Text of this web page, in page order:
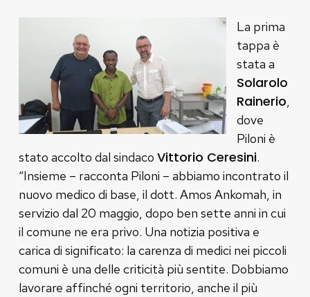
La prima
tappa è
stata a
Solarolo
Rainerio,
dove
Piloni è
stato accolto dal sindaco Vittorio Ceresini.
“Insieme – racconta Piloni – abbiamo incontrato il
nuovo medico di base, il dott. Amos Ankomah, in
servizio dal 20 maggio, dopo ben sette anni in cui
il comune ne era privo. Una notizia positiva e
carica di significato: la carenza di medici nei piccoli
comuni è una delle criticità più sentite. Dobbiamo
lavorare affinché ogni territorio, anche il più